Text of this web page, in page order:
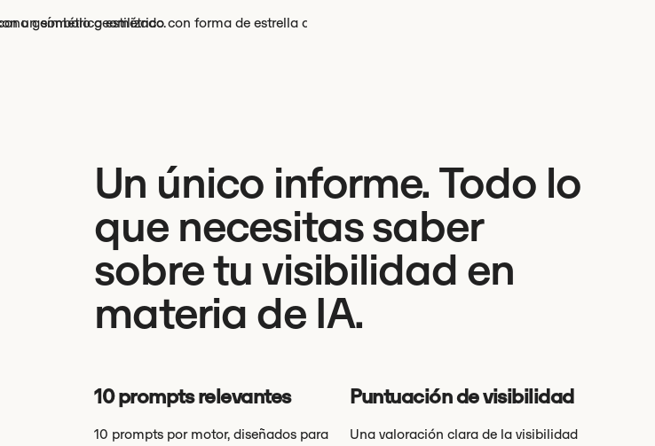
Un único informe. Todo lo
que necesitas saber
sobre tu visibilidad en
materia de IA.
10 prompts relevantes
10 prompts por motor, diseñados para
Puntuación de visibilidad
Una valoración clara de la visibilidad